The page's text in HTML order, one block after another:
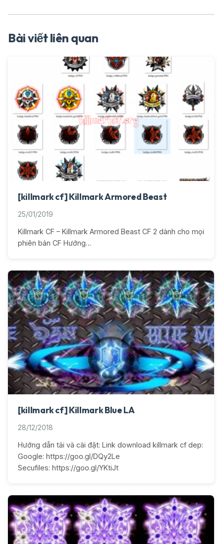
Bài viết liên quan
[killmark cf] Killmark Armored Beast
25/01/2019
Killmark CF – Killmark Armored Beast CF 2 dành cho mọi
phiên bản CF Hướng…
[killmark cf] Killmark Blue LA
28/12/2018
Hướng dẫn tải và cài đặt: Link download killmark cf dep:
Google: https://goo.gl/DQy2Le
Secufiles: https://goo.gl/YKtiJt